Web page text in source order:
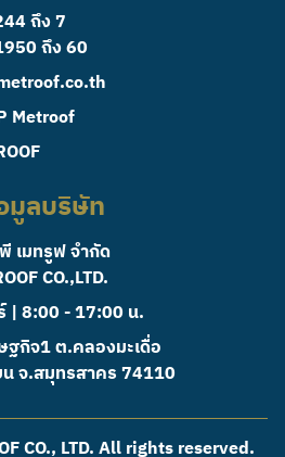
ถึง 7
ถึง 60
Metroof
มูลบริษัท
เมทรูฟ จำกัด
CO.,LTD.
| 8:00 - 17:00 น.
ฐกิจ1 ต.คลองมะเดื่อ
จ.สมุทรสาคร 74110
CO., LTD. All rights reserved.